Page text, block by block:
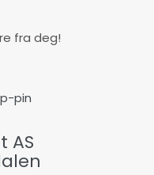
fra deg!
pin
AS